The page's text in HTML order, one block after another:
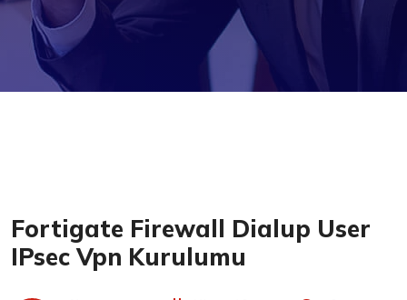
Fortigate Firewall Dialup User
IPsec Vpn Kurulumu